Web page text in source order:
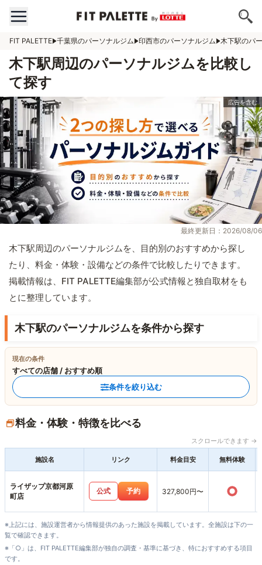
FIT PALETTE 千葉県のパーソナルジム 印西市のパーソナルジム 木下駅のパ
木下駅周辺のパーソナルジムを比較し
て探す
最終更新日：2026/08/06
木下駅周辺のパーソナルジムを、目的別のおすすめから探し
たり、料金・体験・設備などの条件で比較したりできます。
掲載情報は、FIT PALETTE編集部が公式情報と独自取材をも
とに整理しています。
木下駅のパーソナルジムを条件から探す
現在の条件
すべての店舗 / おすすめ順
条件を絞り込む
料金・体験・特徴を比べる
スクロールできます →
施設名 リンク 料金目安 無料体験
ライザップ京都河原
町店
公式 予約 327,800円〜 ○
※上記には、施設運営者から情報提供のあった施設を掲載しています。全施設は下の一
覧で確認できます。
※「○」は、FIT PALETTE編集部が独自の調査・基準に基づき、特におすすめする項目
です。